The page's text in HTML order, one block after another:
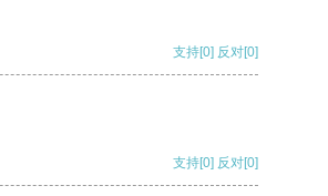
支持[0] 反对[0]
支持[0] 反对[0]